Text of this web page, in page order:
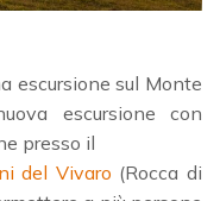
escursione sul Monte
escursione con
presso il
del Vivaro (Rocca di